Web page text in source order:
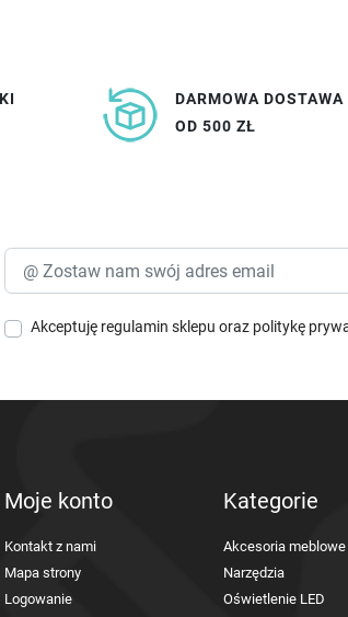
DARMOWA DOSTAWA
OD 500 ZŁ
Akceptuję regulamin sklepu oraz politykę
Moje konto
Kontakt z nami
Mapa strony
Logowanie
Kategorie
Akcesoria meblowe
Narzędzia
Oświetlenie LED